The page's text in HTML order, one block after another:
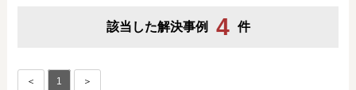
該当した解決事例 4 件
＜ 1 ＞